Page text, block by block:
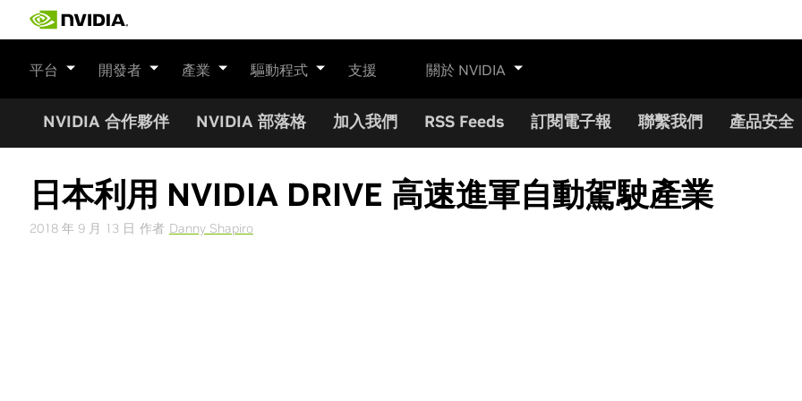
平台 開發者 產業 驅動程式 支援 關於 NVIDIA
NVIDIA 合作夥伴 NVIDIA 部落格 加入我們 RSS Feeds 訂閱電子報 聯繫我們 產品安全
日本利用 NVIDIA DRIVE 高速進軍自動駕駛產業
2018 年 9 月 13 日 作者 Danny Shapiro